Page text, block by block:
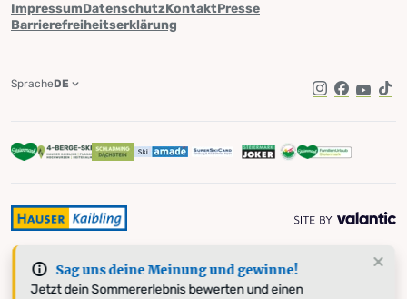
Sag uns deine Meinung und gewinne!
Jetzt dein Sommererlebnis bewerten und einen
ImpressumDatenschutzKontaktPresse
Barrierefreiheitserklärung
Instagram
Facebook
SpracheDE